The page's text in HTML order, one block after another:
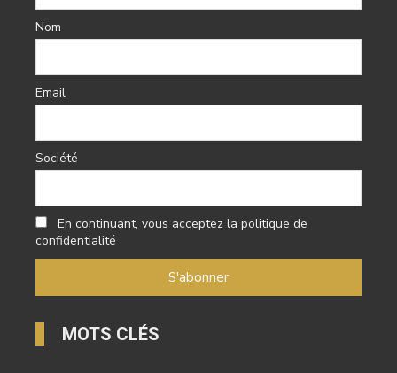
Nom
Email
Société
En continuant, vous acceptez la politique de
confidentialité
MOTS CLÉS